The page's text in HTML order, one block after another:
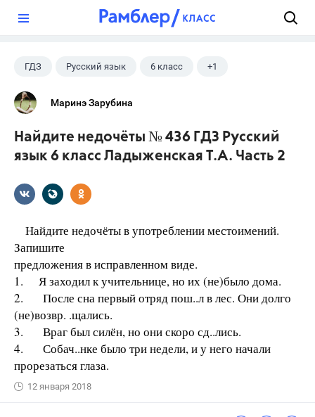
ГДЗ Русский язык 6 класс +1
Ладыженская Т.А.
Маринэ Зарубина
Найдите недочёты № 436 ГДЗ Русский
язык 6 класс Ладыженская Т.А. Часть 2
Найдите недочёты в употреблении местоимений.
Запишите
предложения в исправленном виде.
1. Я заходил к учительнице, но их (не)было дома.
2. После сна первый отряд пош..л в лес. Они долго
(не)возвр. .щались.
3. Враг был силён, но они скоро сд..лись.
4. Собач..нке было три недели, и у него начали
прорезаться глаза.
12 января 2018